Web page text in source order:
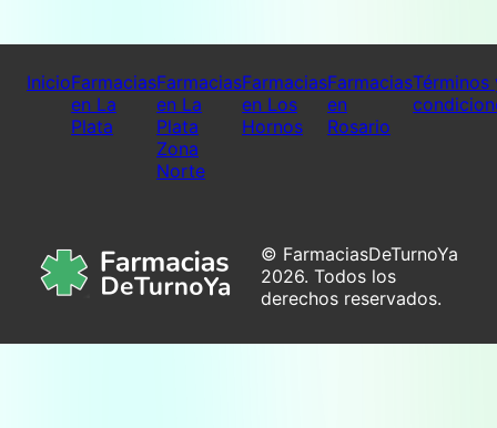
InicioFarmacias
en La
Plata
Farmacias
en La
Plata
Zona
Norte
Farmacias
en Los
Hornos
Farmacias
en
Rosario
Términos
© FarmaciasDeTurnoYa
2026. Todos los
derechos reservados.